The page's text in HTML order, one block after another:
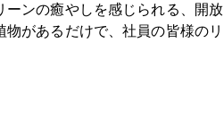
ーンの癒やしを感じられる、開放
があるだけで、社員の皆様のリ